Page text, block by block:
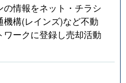
情報をネット・チラシ
構(レインズ)など不動
ークに登録し売却活動